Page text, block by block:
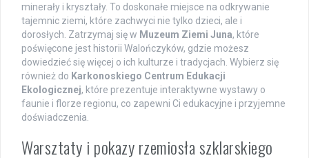
minerały i kryształy. To doskonałe miejsce na odkrywanie
tajemnic ziemi, które zachwyci nie tylko dzieci, ale i
dorosłych. Zatrzymaj się w Muzeum Ziemi Juna, które
poświęcone jest historii Walończyków, gdzie możesz
dowiedzieć się więcej o ich kulturze i tradycjach. Wybierz się
również do Karkonoskiego Centrum Edukacji
Ekologicznej, które prezentuje interaktywne wystawy o
faunie i florze regionu, co zapewni Ci edukacyjne i przyjemne
doświadczenia.
Warsztaty i pokazy rzemiosła szklarskiego